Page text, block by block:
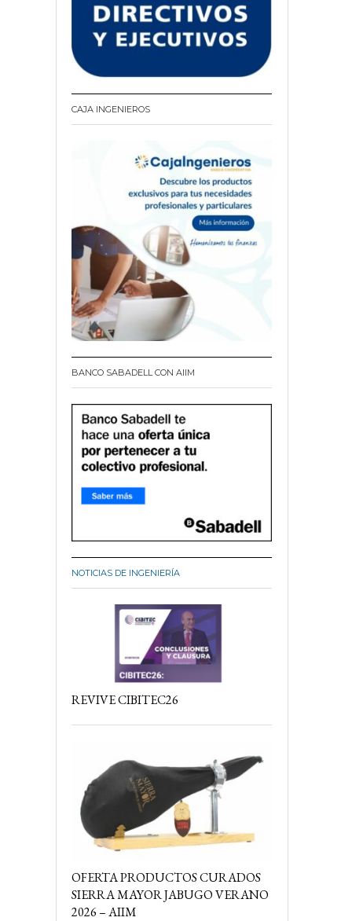
CAJA INGENIEROS
BANCO SABADELL CON AIIM
NOTICIAS DE INGENIERÍA
REVIVE CIBITEC26
OFERTA PRODUCTOS CURADOS
SIERRA MAYOR JABUGO VERANO
2026 – AIIM